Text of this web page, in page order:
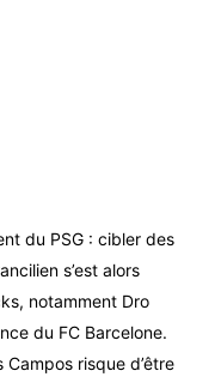
du PSG : cibler des
s’est alors
notamment Dro
du FC Barcelone.
risque d’être